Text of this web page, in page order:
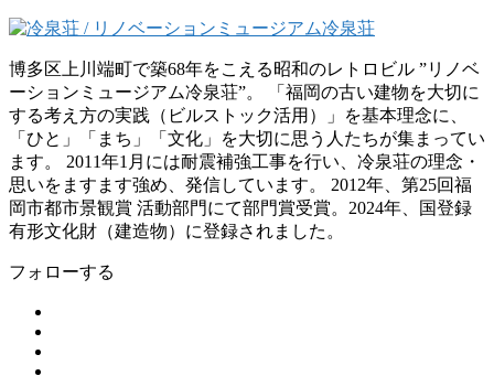
博多区上川端町で築68年をこえる昭和のレトロビル ”リノベ
ーションミュージアム冷泉荘”。 「福岡の古い建物を大切に
する考え方の実践（ビルストック活用）」を基本理念に、
「ひと」「まち」「文化」を大切に思う人たちが集まってい
ます。 2011年1月には耐震補強工事を行い、冷泉荘の理念・
思いをますます強め、発信しています。 2012年、第25回福
岡市都市景観賞 活動部門にて部門賞受賞。2024年、国登録
有形文化財（建造物）に登録されました。
フォローする